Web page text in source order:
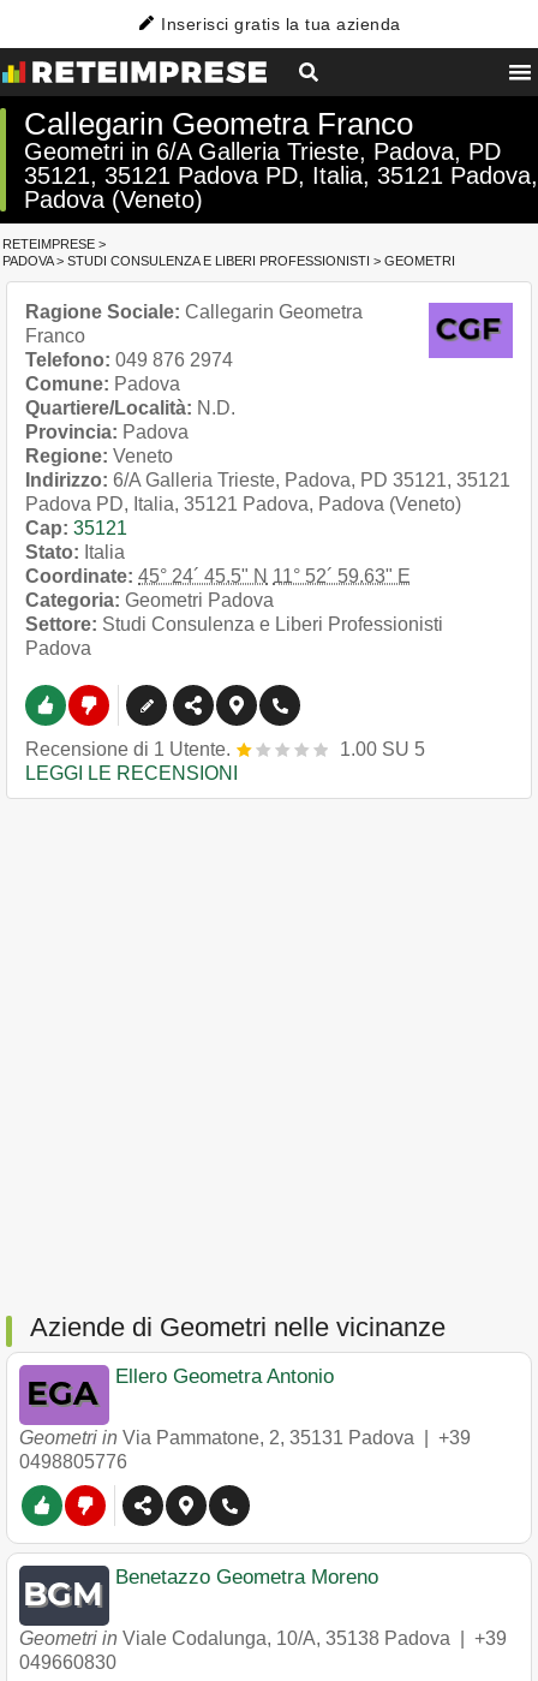
Inserisci gratis la tua azienda
Callegarin Geometra Franco
Geometri in 6/A Galleria Trieste, Padova, PD
35121, 35121 Padova PD, Italia, 35121 Padova,
Padova (Veneto)
RETEIMPRESE >
PADOVA> STUDI CONSULENZA E LIBERI PROFESSIONISTI > GEOMETRI
Ragione Sociale: Callegarin Geometra
Franco
Telefono: 049 876 2974
Comune: Padova
Quartiere/Località: N.D.
Provincia: Padova
Regione: Veneto
Indirizzo: 6/A Galleria Trieste, Padova, PD 35121, 35121
Padova PD, Italia, 35121 Padova, Padova (Veneto)
Cap: 35121
Stato: Italia
Coordinate: 45° 24´ 45.5" N 11° 52´ 59.63" E
Categoria: Geometri Padova
Settore: Studi Consulenza e Liberi Professionisti
Padova
Recensione di 1 Utente. 1.00 SU 5
LEGGI LE RECENSIONI
Aziende di Geometri nelle vicinanze
Ellero Geometra Antonio
Geometri in Via Pammatone, 2, 35131 Padova
+39
0498805776
Benetazzo Geometra Moreno
Geometri in Viale Codalunga, 10/A, 35138 Padova
+39
049660830